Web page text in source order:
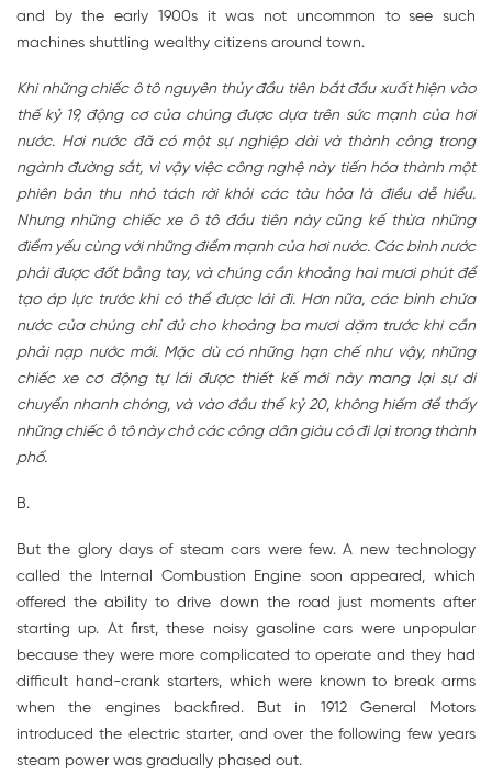
and by the early 1900s it was not uncommon to see such
machines shuttling wealthy citizens around town.
Khi những chiếc ô tô nguyên thủy đầu tiên bắt đầu xuất hiện vào
thế kỷ 19, động cơ của chúng được dựa trên sức mạnh của hơi
nước. Hơi nước đã có một sự nghiệp dài và thành công trong
ngành đường sắt, vì vậy việc công nghệ này tiến hóa thành một
phiên bản thu nhỏ tách rời khỏi các tàu hỏa là điều dễ hiểu.
Nhưng những chiếc xe ô tô đầu tiên này cũng kế thừa những
điểm yếu cùng với những điểm mạnh của hơi nước. Các bình nước
phải được đốt bằng tay, và chúng cần khoảng hai mươi phút để
tạo áp lực trước khi có thể được lái đi. Hơn nữa, các bình chứa
nước của chúng chỉ đủ cho khoảng ba mươi dặm trước khi cần
phải nạp nước mới. Mặc dù có những hạn chế như vậy, những
chiếc xe cơ động tự lái được thiết kế mới này mang lại sự di
chuyển nhanh chóng, và vào đầu thế kỷ 20, không hiếm để thấy
những chiếc ô tô này chở các công dân giàu có đi lại trong thành
phố.
B.
But the glory days of steam cars were few. A new technology
called the Internal Combustion Engine soon appeared, which
offered the ability to drive down the road just moments after
starting up. At first, these noisy gasoline cars were unpopular
because they were more complicated to operate and they had
difficult hand-crank starters, which were known to break arms
when the engines backfired. But in 1912 General Motors
introduced the electric starter, and over the following few years
steam power was gradually phased out.